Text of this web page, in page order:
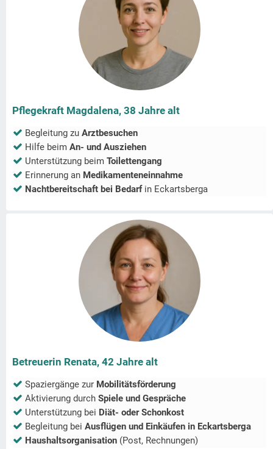
Pflegekraft Magdalena, 38 Jahre alt
Begleitung zu Arztbesuchen
Hilfe beim An- und Ausziehen
Unterstützung beim Toilettengang
Erinnerung an Medikamenteneinnahme
Nachtbereitschaft bei Bedarfin Eckartsberga
Betreuerin Renata, 42 Jahre alt
Spaziergänge zur Mobilitätsförderung
Aktivierung durch Spiele und Gespräche
Unterstützung bei Diät- oder Schonkost
Begleitung bei Ausflügen und Einkäufen in Eckartsberga
Haushaltsorganisation (Post, Rechnungen)